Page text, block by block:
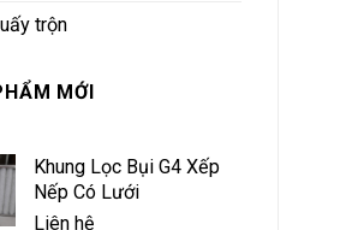
trộn
MỚI
Khung Lọc Bụi G4 Xếp
Nếp Có Lưới
Liên hệ